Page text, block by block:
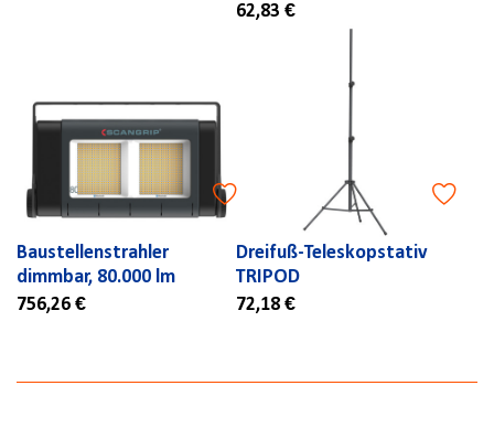
62,83 €
Baustellenstrahler
dimmbar, 80.000 lm
756,26 €
Dreifuß-Teleskopstativ
TRIPOD
72,18 €